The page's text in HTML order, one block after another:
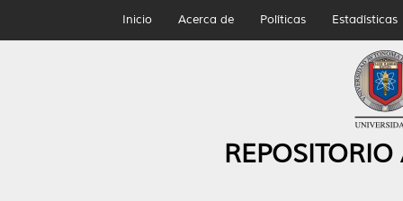
Inicio Acerca de Políticas Estadísticas